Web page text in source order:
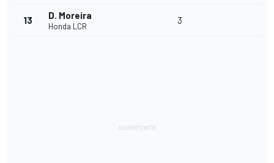
13 D. Moreira
Honda LCR
3